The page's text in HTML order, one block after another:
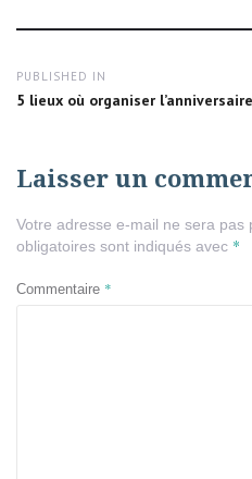
de
PUBLISHED IN
5 lieux où organiser
Laisser un
Votre adresse e-mail ne sera pas
obligatoires sont indiqués avec *
Commentaire *